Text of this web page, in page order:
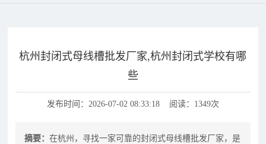
杭州封闭式母线槽批发厂家,杭州封闭式学校有哪
些
发布时间：2026-07-02 08:33:18 阅读：1349次
摘要：在杭州，寻找一家可靠的封闭式母线槽批发厂家，是